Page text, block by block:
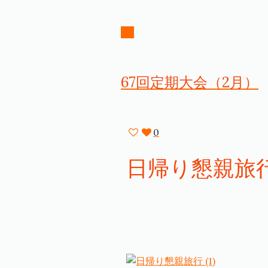
67回定期大会（2月）
0
日帰り懇親旅